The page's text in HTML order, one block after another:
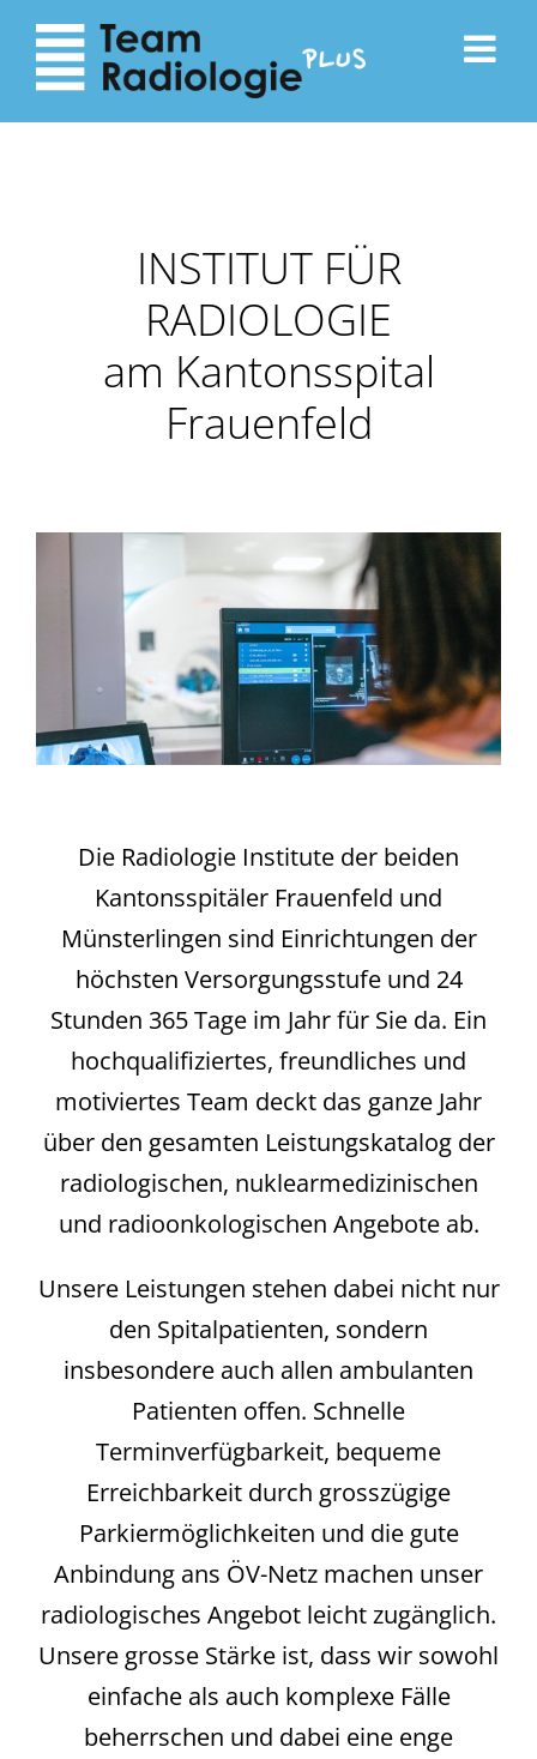
zum
Inhalt
Navigation
INSTITUT FÜR
RADIOLOGIE
am Kantonsspital
Frauenfeld
Die Radiologie Institute der beiden
Kantonsspitäler Frauenfeld und
Münsterlingen sind Einrichtungen der
höchsten Versorgungsstufe und 24
Stunden 365 Tage im Jahr für Sie da. Ein
hochqualifiziertes, freundliches und
motiviertes Team deckt das ganze Jahr
über den gesamten Leistungskatalog der
radiologischen, nuklearmedizinischen
und radioonkologischen Angebote ab.
Unsere Leistungen stehen dabei nicht nur
den Spitalpatienten, sondern
insbesondere auch allen ambulanten
Patienten offen. Schnelle
Terminverfügbarkeit, bequeme
Erreichbarkeit durch grosszügige
Parkiermöglichkeiten und die gute
Anbindung ans ÖV-Netz machen unser
radiologisches Angebot leicht zugänglich.
Unsere grosse Stärke ist, dass wir sowohl
einfache als auch komplexe Fälle
beherrschen und dabei eine enge